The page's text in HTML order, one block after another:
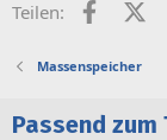
Teilen:
Massenspeicher
Passend zum